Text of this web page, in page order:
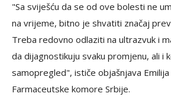
"Sa sviješću da se od ove bolesti ne
na vrijeme, bitno je shvatiti značaj
Treba redovno odlaziti na ultrazvuk i
da dijagnostikuju svaku promjenu, ali i
samopregled", ističe objašnjava
Farmaceutske komore Srbije.